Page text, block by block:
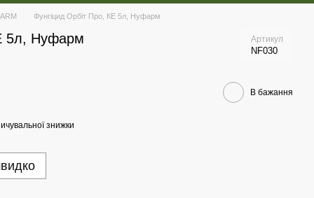
Фунгіцид Орбіт Про, КЕ 5л, Нуфарм
5л, Нуфарм Артикул
NF030
В бажання
знижки